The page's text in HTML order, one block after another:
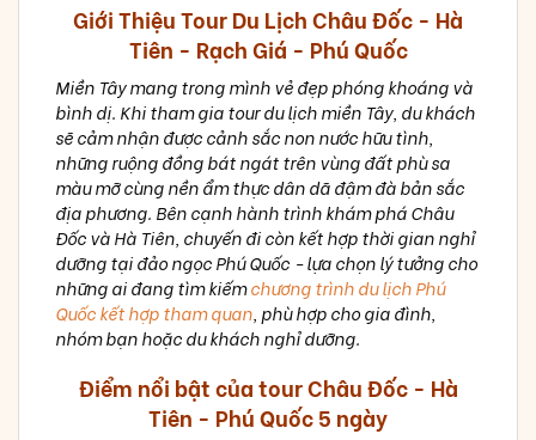
Giới Thiệu Tour Du Lịch Châu Đốc - Hà
Tiên - Rạch Giá - Phú Quốc
Miền Tây mang trong mình vẻ đẹp phóng khoáng và
bình dị. Khi tham gia tour du lịch miền Tây, du khách
sẽ cảm nhận được cảnh sắc non nước hữu tình,
những ruộng đồng bát ngát trên vùng đất phù sa
màu mỡ cùng nền ẩm thực dân dã đậm đà bản sắc
địa phương. Bên cạnh hành trình khám phá Châu
Đốc và Hà Tiên, chuyến đi còn kết hợp thời gian nghỉ
dưỡng tại đảo ngọc Phú Quốc - lựa chọn lý tưởng cho
những ai đang tìm kiếmchương trình du lịch Phú
Quốc kết hợp tham quan , phù hợp cho gia đình,
nhóm bạn hoặc du khách nghỉ dưỡng.
Điểm nổi bật của tour Châu Đốc - Hà
Tiên - Phú Quốc 5 ngày